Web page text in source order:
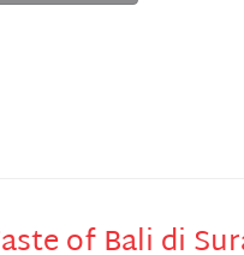
of Bali di